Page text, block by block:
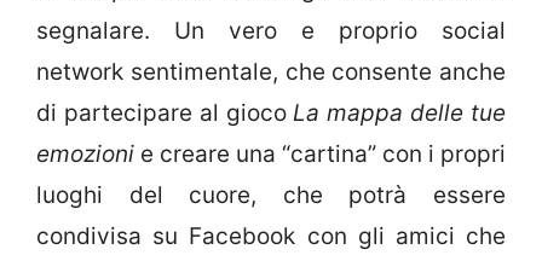
segnalare. Un vero e proprio social
network sentimentale, che consente anche
di partecipare al gioco La mappa delle tue
emozioni e creare una “cartina” con i propri
luoghi del cuore, che potrà essere
condivisa su Facebook con gli amici che